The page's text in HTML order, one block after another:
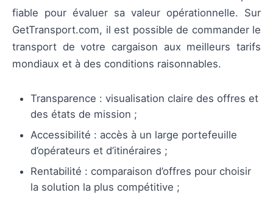
fiable pour évaluer sa valeur opérationnelle. Sur
GetTransport.com, il est possible de commander le
transport de votre cargaison aux meilleurs tarifs
mondiaux et à des conditions raisonnables.
Transparence : visualisation claire des offres et
des états de mission ;
Accessibilité : accès à un large portefeuille
d’opérateurs et d’itinéraires ;
Rentabilité : comparaison d’offres pour choisir
la solution la plus compétitive ;